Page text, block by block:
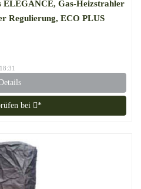
ELEGANCE, Gas-Heizstrahler
Regulierung, ECO PLUS
bei *